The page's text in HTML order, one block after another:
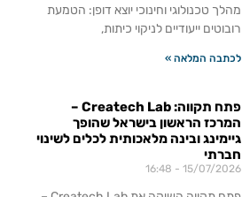
מהלך טכנולוגי וחינוכי יוצא דופן: הטמעת
רובוטים ייעודיים לניקוי כיתות,
לכתבה המלאה »
פתח תקווה: Createch Lab –
המרכז הראשון בישראל שהופך
גיימינג ובינה מלאכותית לכלים לשינוי
חברתי
15/07/2026